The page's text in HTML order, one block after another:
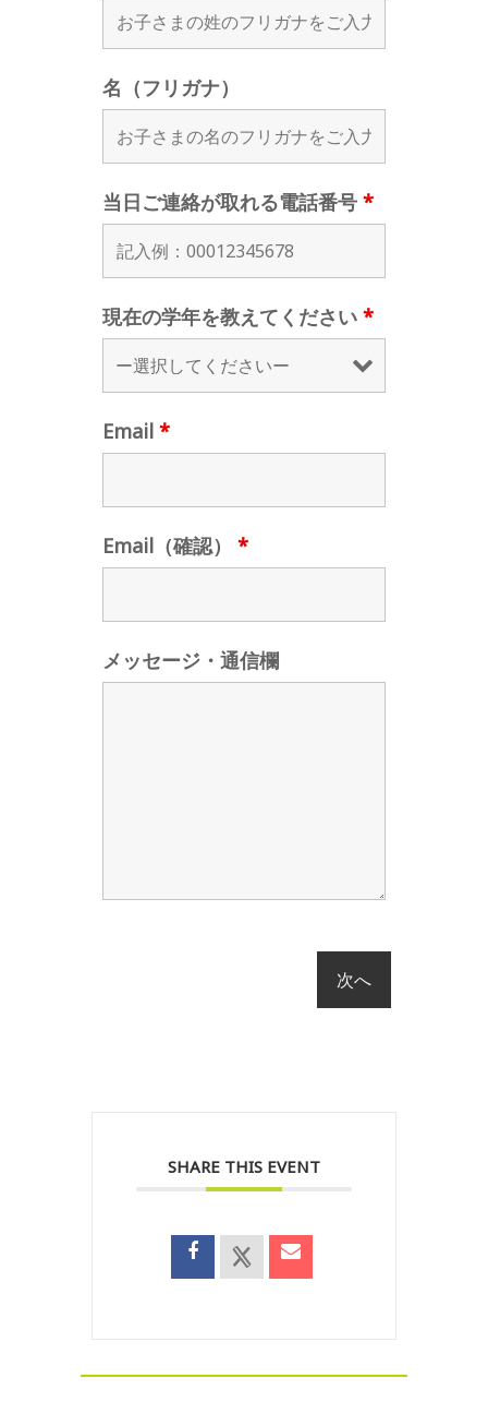
名（フリガナ）
当日ご連絡が取れる電話番号 *
現在の学年を教えてください *
Email *
Email（確認） *
メッセージ・通信欄
SHARE THIS EVENT